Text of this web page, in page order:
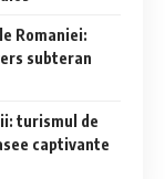
Romaniei:
subteran
turismul de
captivante